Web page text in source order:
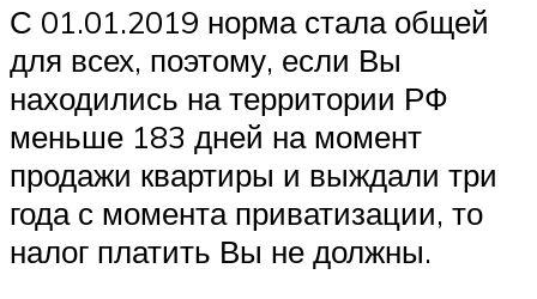
С 01.01.2019 норма стала общей
для всех, поэтому, если Вы
находились на территории РФ
меньше 183 дней на момент
продажи квартиры и выждали три
года с момента приватизации, то
налог платить Вы не должны.